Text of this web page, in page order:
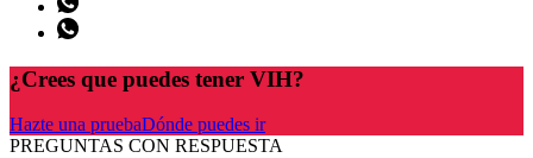
¿Crees que puedes tener VIH?
Hazte una pruebaDónde puedes ir
PREGUNTAS CON RESPUESTA